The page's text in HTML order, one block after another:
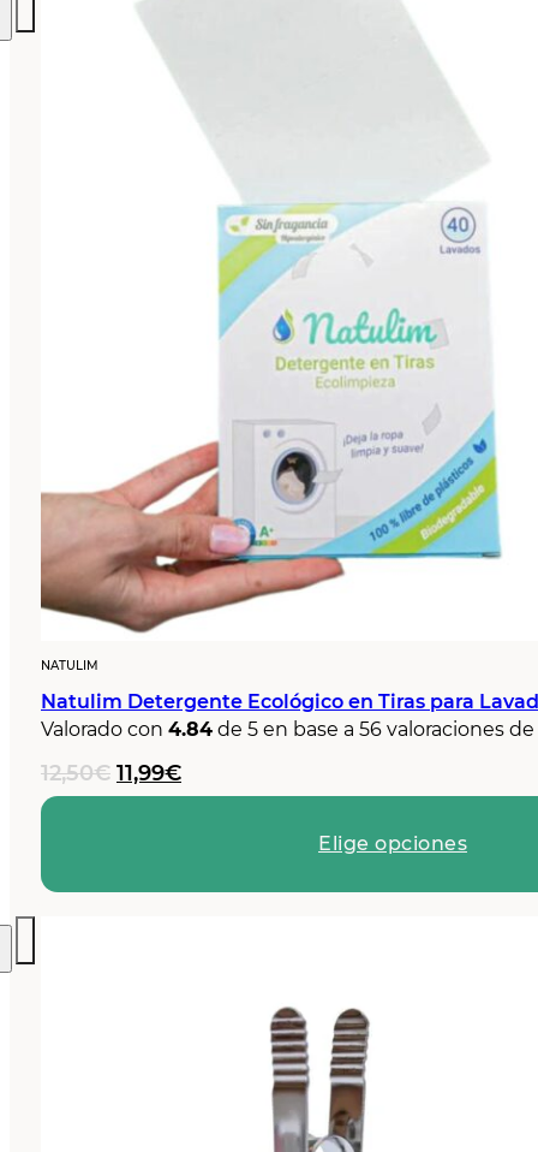
NATULIM
Natulim Detergente Ecológico en Tiras para
Valorado con 4.84 de 5 en base a 56 valoraciones
12,50€ El
precio
11,99€El
precio
Elige opciones